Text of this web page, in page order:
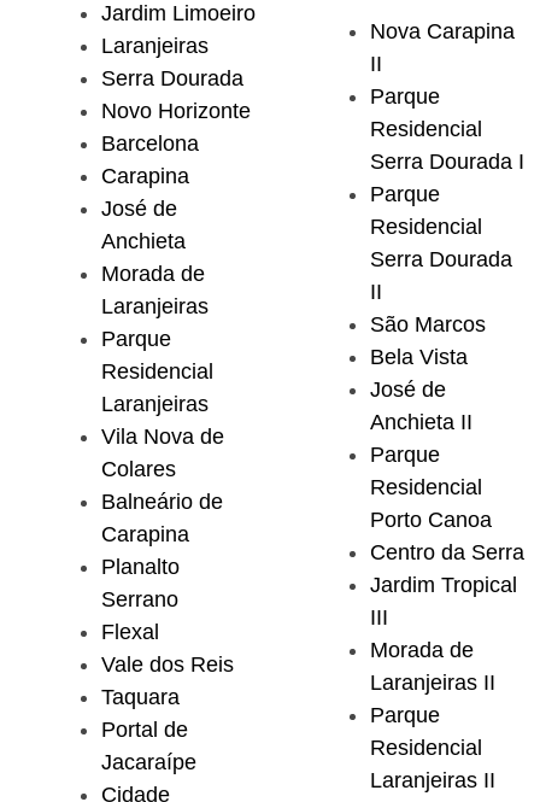
Jardim Limoeiro
Laranjeiras
Serra Dourada
Novo Horizonte
Barcelona
Carapina
José de
Anchieta
Morada de
Laranjeiras
Parque
Residencial
Laranjeiras
Vila Nova de
Colares
Balneário de
Carapina
Planalto
Serrano
Flexal
Vale dos Reis
Taquara
Portal de
Jacaraípe
Cidade
Nova Carapina
II
Parque
Residencial
Serra Dourada I
Parque
Residencial
Serra Dourada
II
São Marcos
Bela Vista
José de
Anchieta II
Parque
Residencial
Porto Canoa
Centro da Serra
Jardim Tropical
III
Morada de
Laranjeiras II
Parque
Residencial
Laranjeiras II